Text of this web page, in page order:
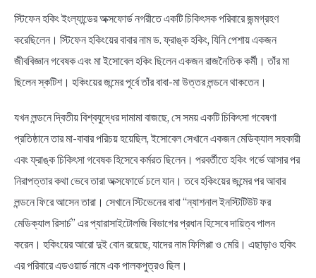
স্টিফেন হকিং ইংল্যান্ডের অক্সফোর্ড নগরীতে একটি চিকিৎসক পরিবারে জন্মগ্রহণ
করেছিলেন। স্টিফেন হকিংয়ের বাবার নাম ড. ফ্রাঙ্ক হকিং, যিনি পেশায় একজন
জীববিজ্ঞান গবেষক এবং মা ইসোবেল হকিং ছিলেন একজন রাজনৈতিক কর্মী। তাঁর মা
ছিলেন স্কটিশ। হকিংয়ের জন্মের পূর্বে তাঁর বাবা-মা উত্তর লন্ডনে থাকতেন।
যখন লন্ডনে দ্বিতীয় বিশ্বযুদ্ধের দামামা বাজছে, সে সময় একটি চিকিৎসা গবেষণা
প্রতিষ্ঠানে তার মা-বাবার পরিচয় হয়েছিল, ইসোবেল সেখানে একজন মেডিক্যাল সহকারী
এবং ফ্রাঙ্ক চিকিৎসা গবেষক হিসেবে কর্মরত ছিলেন। পরবর্তীতে হকিং গর্ভে আসার পর
নিরাপত্তার কথা ভেবে তারা অক্সফোর্ডে চলে যান। তবে হকিংয়ের জন্মের পর আবার
লন্ডনে ফিরে আসেন তারা। সেখানে স্টিভেনের বাবা “ন্যাশনাল ইনস্টিটিউট ফর
মেডিক্যাল রিসার্চ” এর প্যারাসাইটোলজি বিভাগের প্রধান হিসেবে দায়িত্ব পালন
করেন। হকিংয়ের আরো দুই বোন রয়েছে, যাদের নাম ফিলিপ্পা ও মেরি। এছাড়াও হকিং
এর পরিবারে এডওয়ার্ড নামে এক পালকপুত্রও ছিল।